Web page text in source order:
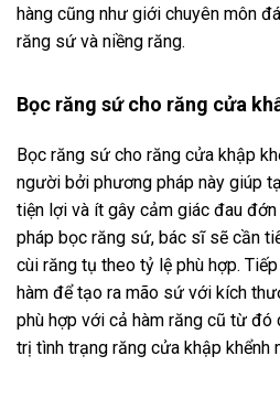
hàng cũng như giới chuyên môn
răng sứ và niềng răng.
Bọc răng sứ cho răng cửa
Bọc răng sứ cho răng cửa khập
người bởi phương pháp này giúp
tiện lợi và ít gây cảm giác đau
pháp bọc răng sứ, bác sĩ sẽ cần
cùi răng tụ theo tỷ lệ phù hợp.
hàm để tạo ra mão sứ với kích
phù hợp với cả hàm răng cũ từ đó
trị tình trạng răng cửa khập khểnh